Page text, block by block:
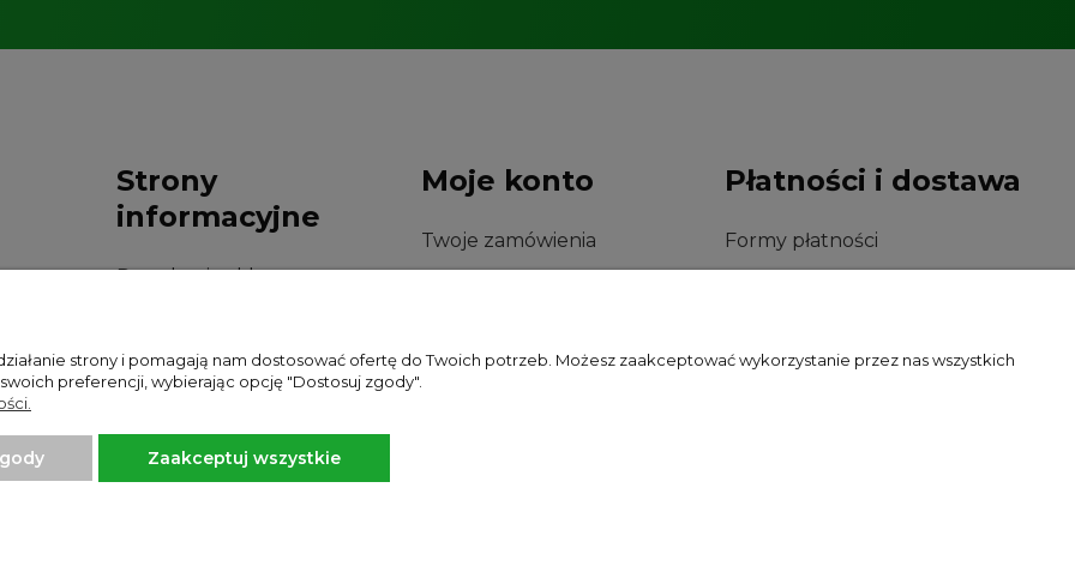
Strony
informacyjne
Regulamin sklepu
Moje konto
Twoje zamówienia
Przechowalnia
Płatności i dostawa
Formy płatności
Czas realizacji zamówienia
strony i pomagają nam dostosować ofertę do Twoich potrzeb. Możesz zaakceptować wykorzystanie przez nas wszystkich
preferencji, wybierając opcję "Dostosuj zgody".
Zaakceptuj wszystkie